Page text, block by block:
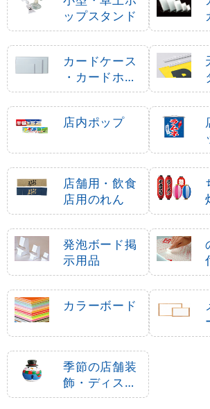
ップスタンド
カードケース
・カードホル
ダー
店内ポップ
店舗用・飲食
店用のれん
発泡ボード掲
示用品
カラーボード
季節の店舗装
飾・ディスプ
レイ・飾り付